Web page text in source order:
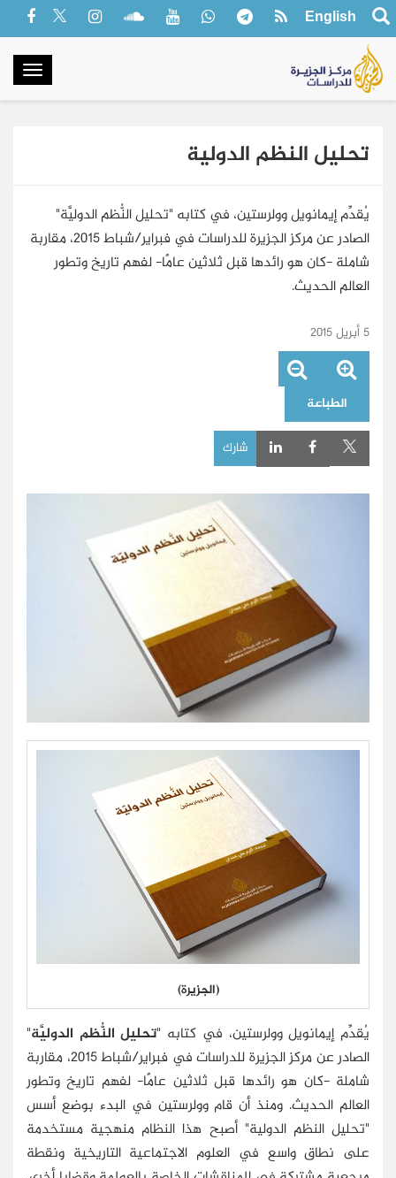
English
تحليل النظم الدولية
يُقدِّم إيمانويل وولرستين، في كتابه "تحليل النُّظم الدوليَّة"
الصادر عن مركز الجزيرة للدراسات في فبراير/شباط 2015، مقاربة
شاملة -كان هو رائدها قبل ثلاثين عامًا- لفهم تاريخ وتطور
العالم الحديث.
5 أبريل 2015
الطباعة
شارك
(الجزيرة)
يُقدِّم إيمانويل وولرستين، في كتابه "تحليل النُّظم الدوليَّة"
الصادر عن مركز الجزيرة للدراسات في فبراير/شباط 2015، مقاربة
شاملة -كان هو رائدها قبل ثلاثين عامًا- لفهم تاريخ وتطور
العالم الحديث. ومنذ أن قام وولرستين في البدء بوضع أسس
"تحليل النظم الدولية" أصبح هذا النظام منهجية مستخدمة
على نطاق واسع في العلوم الاجتماعية التاريخية ونقطة